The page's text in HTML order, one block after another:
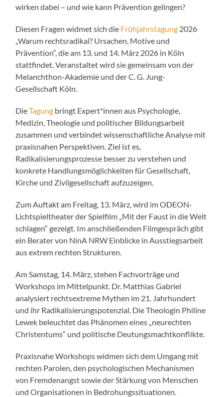
wirken dabei – und wie kann Prävention gelingen?
Diesen Fragen widmet sich die Frühjahrstagung 2026
„Warum rechtsradikal? Ursachen, Motive und
Prävention“, die am 13. und 14. März 2026 in Köln
stattfindet. Veranstaltet wird sie gemeinsam von der
Melanchthon-Akademie und der C. G. Jung-
Gesellschaft Köln.
DieTagung bringt Expert*innen aus Psychologie,
Medizin, Theologie und politischer Bildungsarbeit
zusammen und verbindet wissenschaftliche Analyse mit
praxisnahen Perspektiven. Ziel ist es,
Radikalisierungsprozesse besser zu verstehen und
konkrete Handlungsmöglichkeiten für Gesellschaft,
Kirche und Zivilgesellschaft aufzuzeigen.
Zum Auftakt am Freitag, 13. März, wird im ODEON-
Lichtspieltheater der Spielfilm „Mit der Faust in die Welt
schlagen“ gezeigt. Im anschließenden Filmgespräch gibt
ein Berater von NinA NRW Einblicke in Ausstiegsarbeit
aus extrem rechten Strukturen.
Am Samstag, 14. März, stehen Fachvorträge und
Workshops im Mittelpunkt. Dr. Matthias Gabriel
analysiert rechtsextreme Mythen im 21. Jahrhundert
und ihr Radikalisierungspotenzial. Die Theologin Philine
Lewek beleuchtet das Phänomen eines „neurechten
Christentums“ und politische Deutungsmachtkonflikte.
Praxisnahe Workshops widmen sich dem Umgang mit
rechten Parolen, den psychologischen Mechanismen
von Fremdenangst sowie der Stärkung von Menschen
und Organisationen in Bedrohungssituationen.